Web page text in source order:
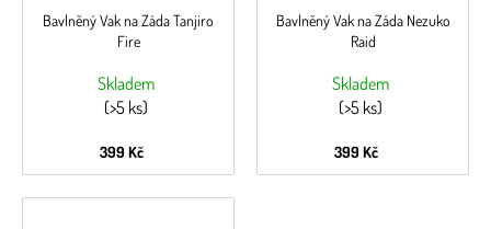
Bavlněný Vak na Záda Tanjiro
Fire
Skladem
(>5 ks)
399 Kč
Bavlněný Vak na Záda Nezuko
Raid
Skladem
(>5 ks)
399 Kč